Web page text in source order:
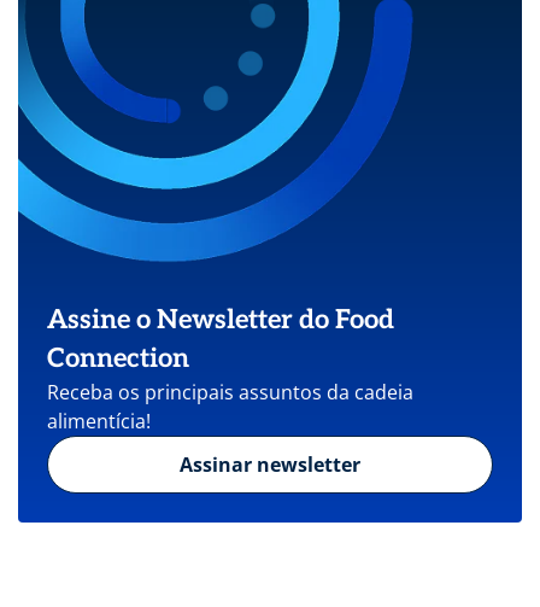
Assine o Newsletter do Food
Connection
Receba os principais assuntos da cadeia
alimentícia!
Assinar newsletter